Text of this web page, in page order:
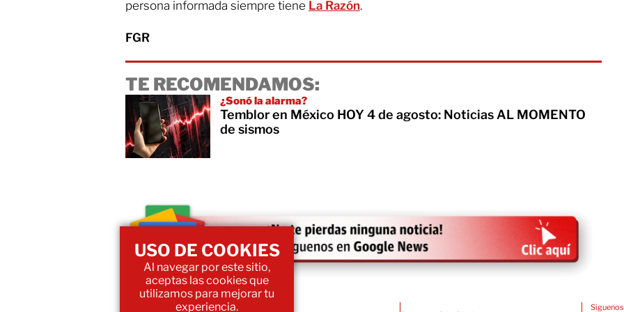
persona informada siempre tiene La Razón.
FGR
TE RECOMENDAMOS:
¿Sonó la alarma?
Temblor en México HOY 4 de agosto: Noticias AL MOMENTO
de sismos
USO DE COOKIES
Al navegar por este sitio,
aceptas las cookies que
utilizamos para mejorar tu
experiencia.